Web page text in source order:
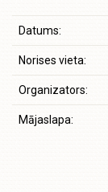
Datums:
Norises vieta:
Organizators:
Mājaslapa: